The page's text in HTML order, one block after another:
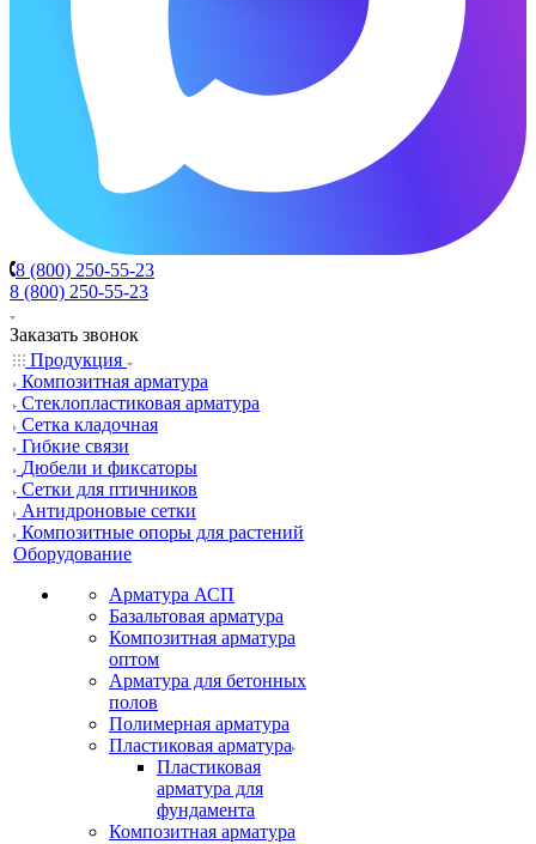
8 (800) 250-55-23
8 (800) 250-55-23
Заказать звонок
Продукция
Композитная арматура
Cтеклопластиковая арматура
Сетка кладочная
Гибкие связи
Дюбели и фиксаторы
Сетки для птичников
Антидроновые сетки
Композитные опоры для растений
Оборудование
Арматура АСП
Базальтовая арматура
Композитная арматура
оптом
Арматура для бетонных
полов
Полимерная арматура
Пластиковая арматура
Пластиковая
арматура для
фундамента
Композитная арматура